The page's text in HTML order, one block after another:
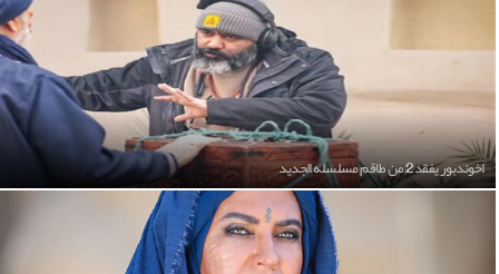
اخوندبور يفقد 2 من طاقم مسلسله الجديد